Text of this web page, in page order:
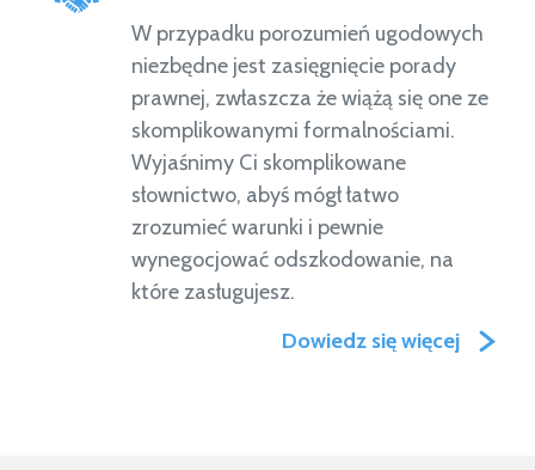
W przypadku porozumień ugodowych
niezbędne jest zasięgnięcie porady
prawnej, zwłaszcza że wiążą się one ze
skomplikowanymi formalnościami.
Wyjaśnimy Ci skomplikowane
słownictwo, abyś mógł łatwo
zrozumieć warunki i pewnie
wynegocjować odszkodowanie, na
które zasługujesz.
Dowiedz się więcej